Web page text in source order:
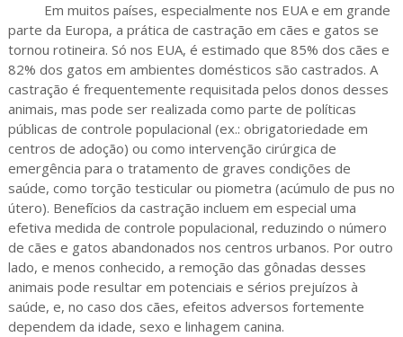
Em muitos países, especialmente nos EUA e em grande
parte da Europa, a prática de castração em cães e gatos se
tornou rotineira. Só nos EUA, é estimado que 85% dos cães e
82% dos gatos em ambientes domésticos são castrados. A
castração é frequentemente requisitada pelos donos desses
animais, mas pode ser realizada como parte de políticas
públicas de controle populacional (ex.: obrigatoriedade em
centros de adoção) ou como intervenção cirúrgica de
emergência para o tratamento de graves condições de
saúde, como torção testicular ou piometra (acúmulo de pus no
útero). Benefícios da castração incluem em especial uma
efetiva medida de controle populacional, reduzindo o número
de cães e gatos abandonados nos centros urbanos. Por outro
lado, e menos conhecido, a remoção das gônadas desses
animais pode resultar em potenciais e sérios prejuízos à
saúde, e, no caso dos cães, efeitos adversos fortemente
dependem da idade, sexo e linhagem canina.